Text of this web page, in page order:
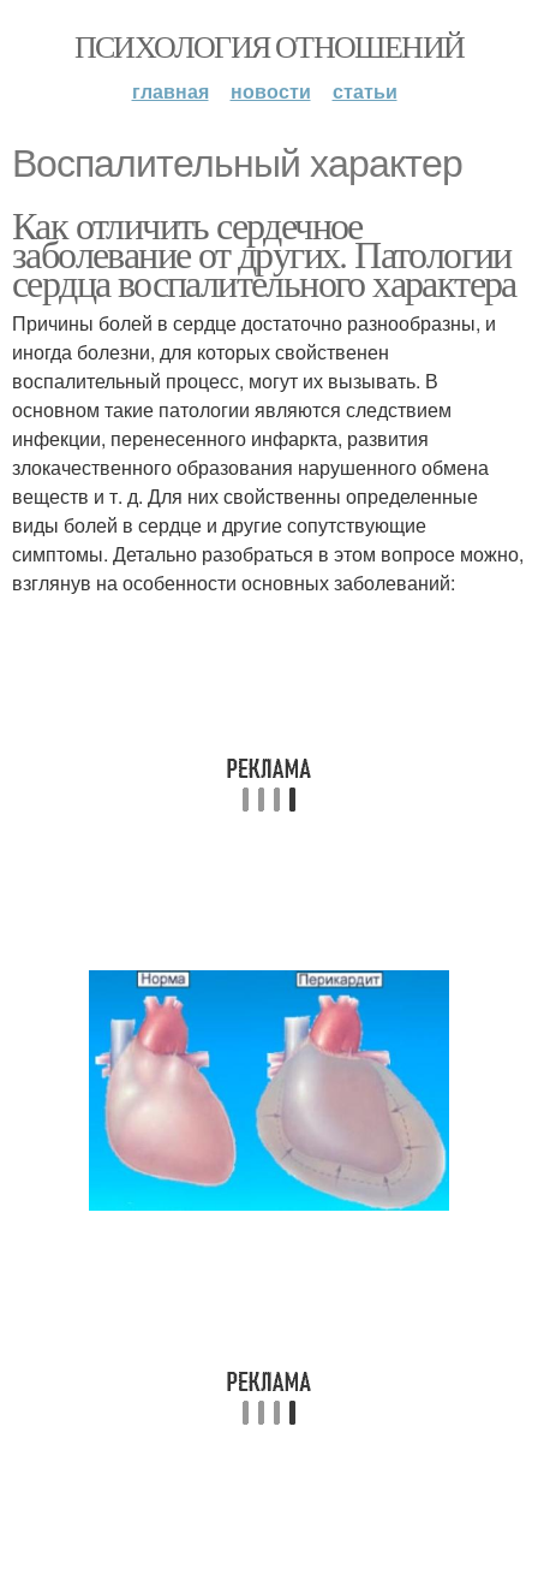
ПСИХОЛОГИЯ ОТНОШЕНИЙ
главная новости статьи
Воспалительный характер
Как отличить сердечное
заболевание от других. Патологии
сердца воспалительного характера
Причины болей в сердце достаточно разнообразны, и
иногда болезни, для которых свойственен
воспалительный процесс, могут их вызывать. В
основном такие патологии являются следствием
инфекции, перенесенного инфаркта, развития
злокачественного образования нарушенного обмена
веществ и т. д. Для них свойственны определенные
виды болей в сердце и другие сопутствующие
симптомы. Детально разобраться в этом вопросе можно,
взглянув на особенности основных заболеваний: